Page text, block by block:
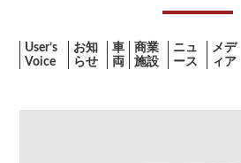
User’s
Voice
お知
らせ
車
両
商業
施設
ニュ
ース
メデ
ィア